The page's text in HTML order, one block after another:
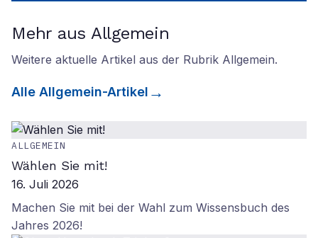
Mehr aus Allgemein
Weitere aktuelle Artikel aus der Rubrik Allgemein.
Alle Allgemein-Artikel
ALLGEMEIN
Wählen Sie mit!
16. Juli 2026
Machen Sie mit bei der Wahl zum Wissensbuch des
Jahres 2026!